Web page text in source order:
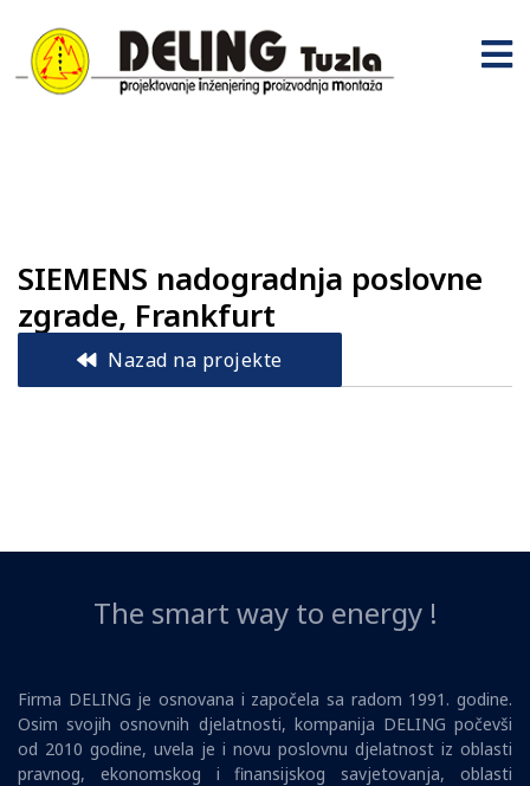
SIEMENS nadogradnja poslovne
zgrade, Frankfurt
Nazad na projekte
The smart way to energy !
Firma DELING je osnovana i započela sa radom 1991. godine.
Osim svojih osnovnih djelatnosti, kompanija DELING počevši
od 2010 godine, uvela je i novu poslovnu djelatnost iz oblasti
pravnog, ekonomskog i finansijskog savjetovanja, oblasti